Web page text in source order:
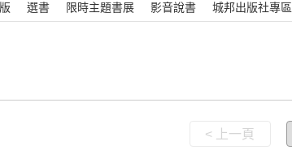
選書 限時主題書展 影音說書 城邦出版社專區
< 上一頁